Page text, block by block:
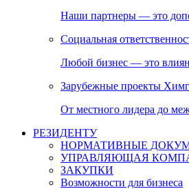
Наши партнеры — это
Социальная
Любой бизнес — это
Зарубежные проекты
От местного лидера до
РЕЗИДЕНТУ
НОРМАТИВНЫЕ
УПРАВЛЯЮЩАЯ
ЗАКУПКИ
Возможности для бизнеса